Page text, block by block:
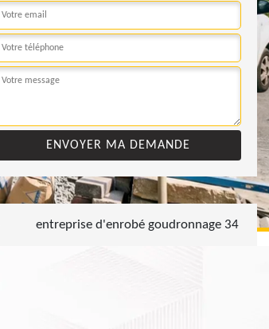
entreprise d'enrobé goudronnage 34